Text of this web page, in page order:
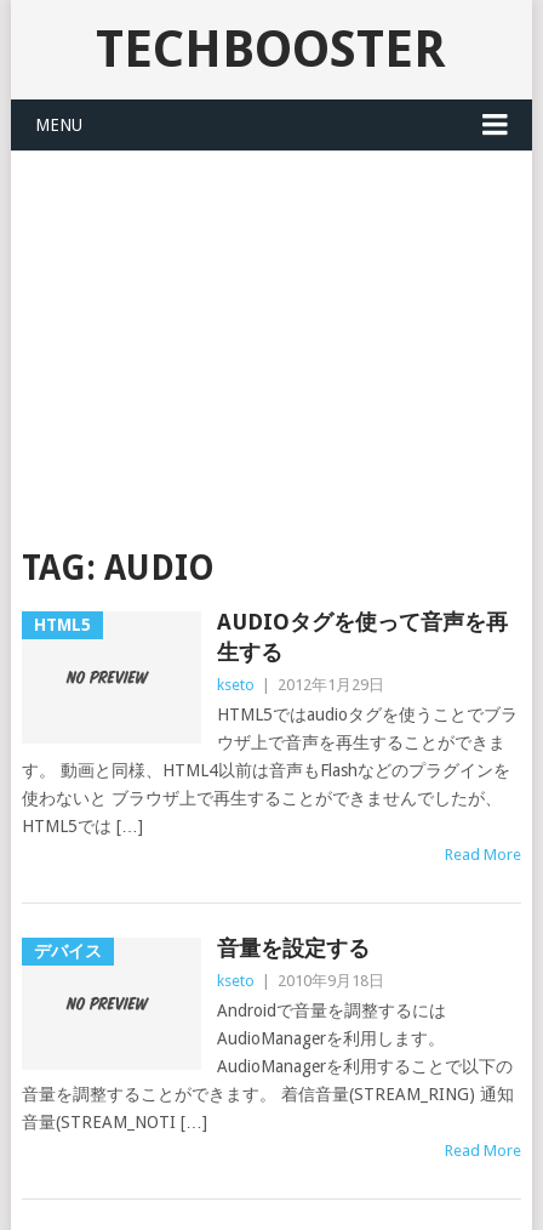
TECHBOOSTER
MENU
TAG: AUDIO
HTML5
AUDIOタグを使って音声を再
生する
kseto 2012年1月29日
HTML5ではaudioタグを使うことでブラ
ウザ上で音声を再生することができま
す。 動画と同様、HTML4以前は音声もFlashなどのプラグインを
使わないと ブラウザ上で再生することができませんでしたが、
HTML5では […]
Read More
デバイス 音量を設定する
kseto 2010年9月18日
Androidで音量を調整するには
AudioManagerを利用します。
AudioManagerを利用することで以下の
音量を調整することができます。 着信音量(STREAM_RING) 通知
音量(STREAM_NOTI […]
Read More